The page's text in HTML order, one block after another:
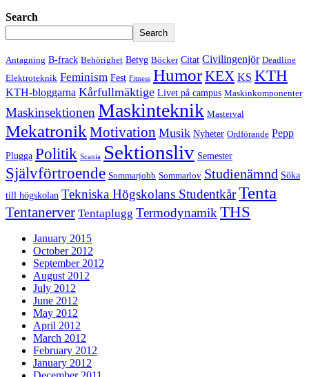
Search
Search
Antagning B-frack Behörighet Betyg Böcker Citat Civilingenjör Deadline
Elektroteknik Feminism Fest Fitness HumorKEX KS KTH
KTH-bloggarna Kårfullmäktige Livet på campus Maskinkomponenter
Maskinsektionen Maskinteknik Masterval
Mekatronik Motivation Musik Nyheter Ordförande Pepp
Plugga Politik Scania Sektionsliv Semester
Självförtroende Sommarjobb Sommarlov Studienämnd Söka
till högskolan Tekniska Högskolans StudentkårTenta
Tentanerver Tentaplugg Termodynamik THS
January 2015
October 2012
September 2012
August 2012
July 2012
June 2012
May 2012
April 2012
March 2012
February 2012
January 2012